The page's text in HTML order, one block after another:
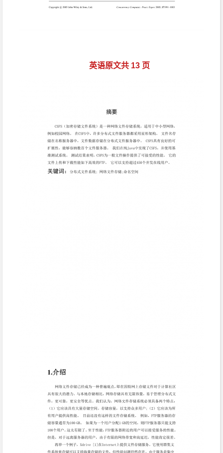
英语原文共 13 页